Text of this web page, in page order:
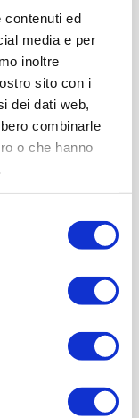
contenuti ed
media e per
inoltre
sito con i
dei dati web,
combinarle
o che hanno